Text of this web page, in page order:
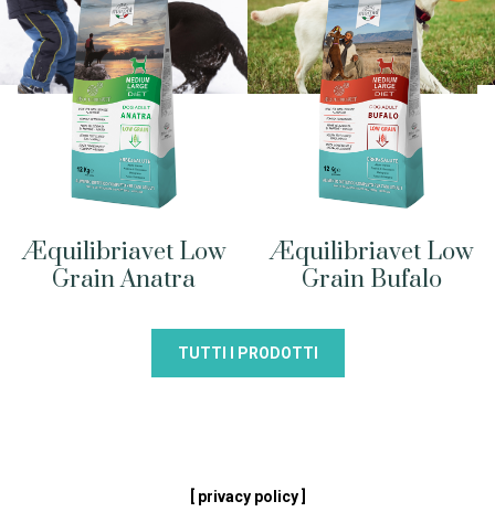
Æquilibriavet Low
Grain Anatra
Æquilibriavet Low
Grain Bufalo
TUTTI I PRODOTTI
[ privacy policy ]